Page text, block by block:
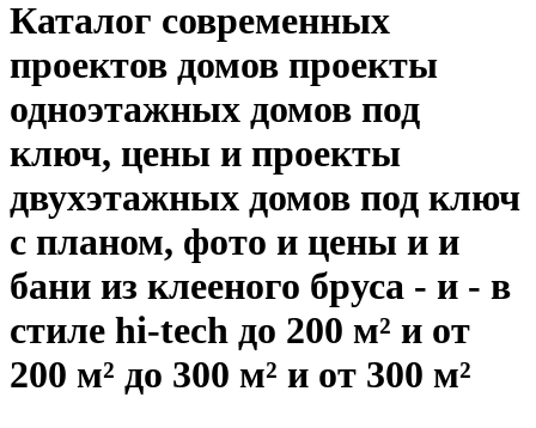
Каталог современных
проектов домов проекты
одноэтажных домов под
ключ, цены и проекты
двухэтажных домов под ключ
с планом, фото и цены и и
бани из клееного бруса - и - в
стиле hi-tech до 200 м² и от
200 м² до 300 м² и от 300 м²